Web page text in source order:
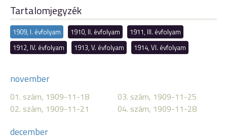
Tartalomjegyzék
1909, I. évfolyam 1910, II. évfolyam
1911, III. évfolyam
1912, IV. évfolyam
1913, V. évfolyam 1914, VI. évfolyam
november
01. szám, 1909-11-18
02. szám, 1909-11-21
03. szám, 1909-11-25
04. szám, 1909-11-28
december